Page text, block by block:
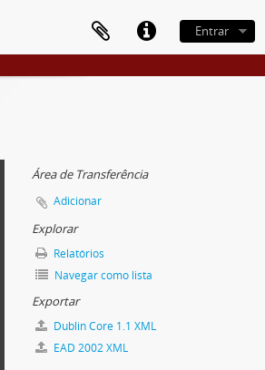
Entrar
Área de Transferência
Adicionar
Explorar
Relatórios
Navegar como lista
Exportar
Dublin Core 1.1 XML
EAD 2002 XML